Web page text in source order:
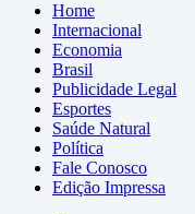
Home
Internacional
Economia
Brasil
Publicidade Legal
Esportes
Saúde Natural
Política
Fale Conosco
Edição Impressa